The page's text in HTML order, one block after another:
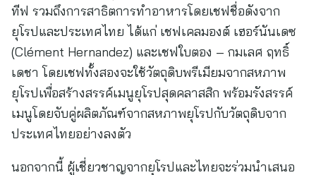
ทีฟ รวมถึงการสาธิตการทำอาหารโดยเชฟชื่อดังจาก
ยุโรปและประเทศไทย ได้แก่ เชฟเคลมองต์ เฮอร์นันเดซ
(Clément Hernandez) และเชฟใบตอง – กมเลศ ฤทธิ์
เดชา โดยเชฟทั้งสองจะใช้วัตถุดิบพรีเมียมจากสหภาพ
ยุโรปเพื่อสร้างสรรค์เมนูยุโรปสุดคลาสสิก พร้อมรังสรรค์
เมนูโดยจับคู่ผลิตภัณฑ์จากสหภาพยุโรปกับวัตถุดิบจาก
ประเทศไทยอย่างลงตัว
นอกจากนี้ ผู้เชี่ยวชาญจากยุโรปและไทยจะร่วมนำเสนอ